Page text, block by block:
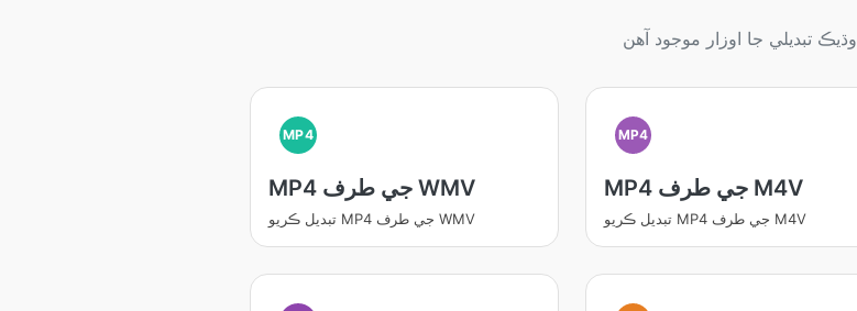
وڌيڪ تبديلي جا اوزار موجود آهن
MP4
MP4 جي طرف WMV
تبديل ڪريو MP4 جي طرف WMV
MP4
MP4 جي طرف M4V
تبديل ڪريو MP4 جي طرف M4V